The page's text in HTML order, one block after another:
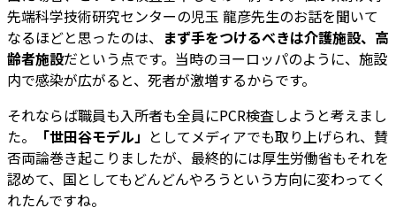
先端科学技術研究センターの児玉 龍彦先生のお話を聞いて
なるほどと思ったのは、 まず手をつけるべきは介護施設、高
齢者施設だという点です。当時のヨーロッパのように、施設
内で感染が広がると、死者が激増するからです。
それならば職員も入所者も全員にPCR検査しようと考えまし
た。
「世田谷モデル」 としてメディアでも取り上げられ、賛
否両論巻き起こりましたが、最終的には厚生労働省もそれを
認めて、国としてもどんどんやろうという方向に変わってく
れたんですね。